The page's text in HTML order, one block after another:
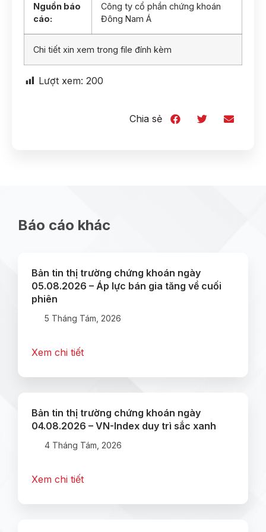
Nguồn báo
cáo:
Công ty cổ phần chứng khoán
Đông Nam Á
Chi tiết xin xem trong file đính kèm
Lượt xem: 200
Chia sẻ
Báo cáo khác
Bản tin thị trường chứng khoán ngày
05.08.2026 – Áp lực bán gia tăng về cuối
phiên
5 Tháng Tám, 2026
Xem chi tiết
Bản tin thị trường chứng khoán ngày
04.08.2026 – VN-Index duy trì sắc xanh
4 Tháng Tám, 2026
Xem chi tiết